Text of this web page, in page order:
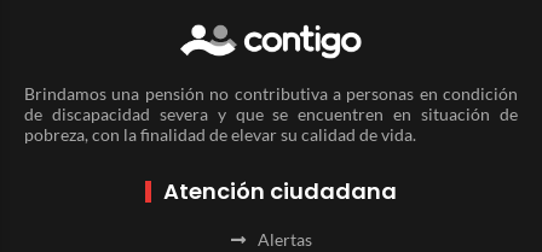
Brindamos una pensión no contributiva a personas en condición
de discapacidad severa y que se encuentren en situación de
pobreza, con la finalidad de elevar su calidad de vida.
Atención ciudadana
Alertas